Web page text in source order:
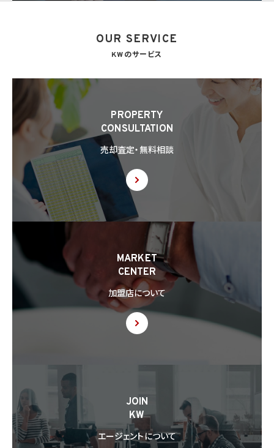
OUR SERVICE
KWのサービス
PROPERTY
CONSULTATION
売却査定・無料相談
MARKET
CENTER
加盟店について
JOIN
KW
エージェントについて